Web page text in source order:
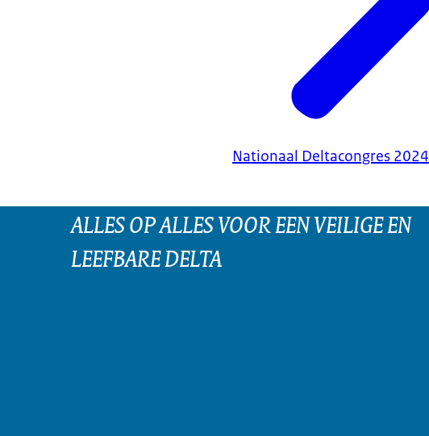
Nationaal Deltacongres 2024
ALLES OP ALLES VOOR EEN VEILIGE EN
LEEFBARE DELTA